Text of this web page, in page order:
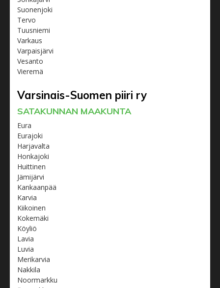
Suonenjoki
Tervo
Tuusniemi
Varkaus
Varpaisjärvi
Vesanto
Vieremä
Varsinais-Suomen piiri ry
SATAKUNNAN MAAKUNTA
Eura
Eurajoki
Harjavalta
Honkajoki
Huittinen
Jämijärvi
Kankaanpää
Karvia
Kiikoinen
Kokemäki
Köyliö
Lavia
Luvia
Merikarvia
Nakkila
Noormarkku